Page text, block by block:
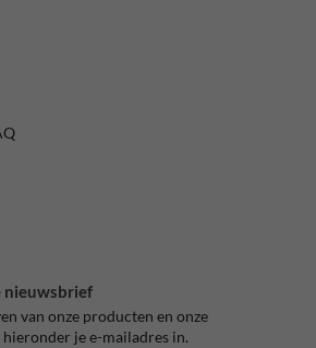
nieuwsbrief
van onze producten en onze
je e-mailadres in.